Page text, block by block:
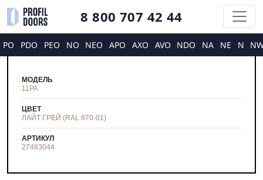
8 800 707 42 44
PO PDO PEO NO NEO APO AXO AVO NDO NA NE N
МОДЕЛЬ
11PA
ЦВЕТ
ЛАЙТ ГРЕЙ (RAL 870-01)
АРТИКУЛ
27483044